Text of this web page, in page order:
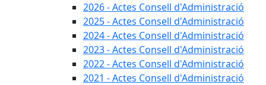
2026 - Actes Consell d'Administració
2025 - Actes Consell d'Administració
2024 - Actes Consell d'Administració
2023 - Actes Consell d'Administració
2022 - Actes Consell d'Administració
2021 - Actes Consell d'Administració